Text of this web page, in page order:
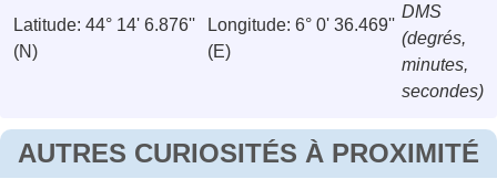
Latitude: 44° 14' 6.876''
(N)
Longitude: 6° 0' 36.469''
(E)
DMS
(degrés,
minutes,
secondes)
AUTRES CURIOSITÉS À PROXIMITÉ